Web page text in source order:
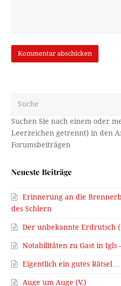
Neueste Beiträge
Erinnerung an die
des Schlern
Der unbekannte Erdrutsch
Notabilitäten zu Gast in Igls
Eigentlich ein gutes Rätsel…
Auge um Auge (V.)